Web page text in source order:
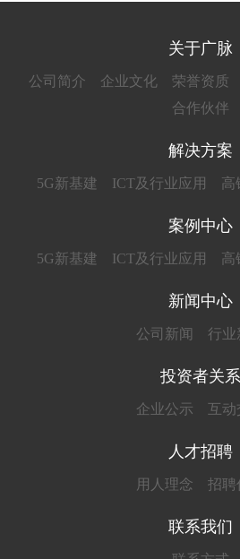
关于广脉
公司简介 企业文化 荣誉资质
合作伙伴
解决方案
5G新基建 ICT及行业应用 高
案例中心
5G新基建 ICT及行业应用 高
新闻中心
公司新闻 行业
投资者关系
企业公示 互动
人才招聘
用人理念 招聘
联系我们